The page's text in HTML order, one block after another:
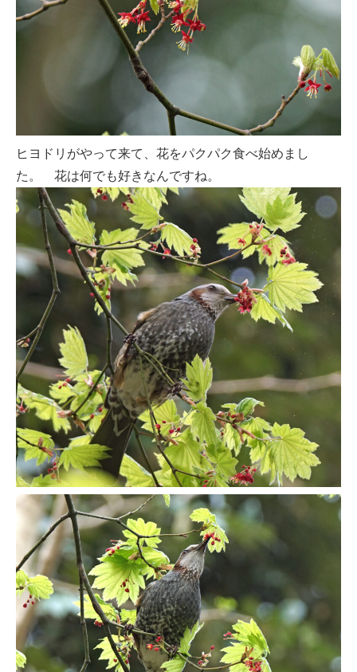
ヒヨドリがやって来て、花をパクパク食べ始めまし
た。 花は何でも好きなんですね。